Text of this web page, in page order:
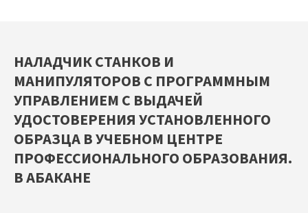
НАЛАДЧИК СТАНКОВ И
МАНИПУЛЯТОРОВ С ПРОГРАММНЫМ
УПРАВЛЕНИЕМ С ВЫДАЧЕЙ
УДОСТОВЕРЕНИЯ УСТАНОВЛЕННОГО
ОБРАЗЦА В УЧЕБНОМ ЦЕНТРЕ
ПРОФЕССИОНАЛЬНОГО ОБРАЗОВАНИЯ.
В АБАКАНЕ